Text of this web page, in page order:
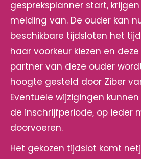
gespreksplanner start,
melding van. De ouder kan
beschikbare tijdsloten het
haar voorkeur kiezen en
partner van deze ouder
hoogte gesteld door Ziber
Eventuele wijzigingen
de inschrijfperiode, op ieder
doorvoeren.
Het gekozen tijdslot komt